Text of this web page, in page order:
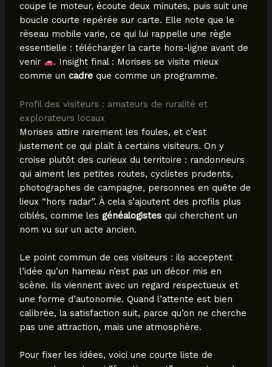
coupe le moteur, écoute deux minutes, puis suit une
boucle courte repérée sur carte. Elle note que le
réseau mobile varie, ce qui lui rappelle une règle
essentielle : télécharger la carte hors-ligne avant de
venir
. Insight final : Morises se visite mieux
comme un cadreque comme un programme.
Profil des visiteurs : amateurs de ruralité et
explorateurs locaux
Morises attire rarement les foules, et c’est
justement ce qui plaît à certains visiteurs. On y
croise plutôt des curieux du territoire : randonneurs
qui aiment les petites routes, cyclistes prudents,
photographes de campagne, personnes en quête de
lieux “hors radar”. À cela s’ajoutent des profils plus
ciblés, comme les généalogistesqui cherchent un
nom vu sur un acte ancien.
Le point commun de ces visiteurs : ils acceptent
l’idée qu’un hameau n’est pas un décor mis en
scène. Ils viennent avec un regard respectueux et
une forme d’autonomie. Quand l’attente est bien
calibrée, la satisfaction suit, parce qu’on ne cherche
pas une attraction, mais une atmosphère.
Pour fixer les idées, voici une courte liste de